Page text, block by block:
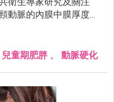
動脈的內膜中膜厚度，
）及脈博速率（pulse
硬化病變，也是測定肥
兒童期肥胖、 動脈硬化